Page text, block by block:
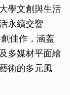
學文創與生活
永續交響
佳作，涵蓋
多媒材平面繪
術的多元風